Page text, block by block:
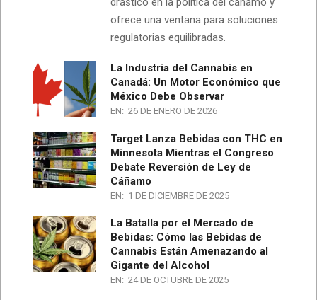
ofrece una ventana para soluciones
regulatorias equilibradas.
La Industria del Cannabis en
Canadá: Un Motor Económico que
México Debe Observar
EN: 26 DE ENERO DE 2026
Target Lanza Bebidas con THC en
Minnesota Mientras el Congreso
Debate Reversión de Ley de
Cáñamo
EN: 1 DE DICIEMBRE DE 2025
La Batalla por el Mercado de
Bebidas: Cómo las Bebidas de
Cannabis Están Amenazando al
Gigante del Alcohol
EN: 24 DE OCTUBRE DE 2025